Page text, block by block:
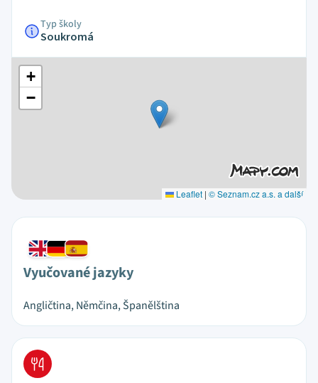
Typ školy
Soukromá
+
−
Leaflet | © Seznam.cz a.s. a další
Vyučované jazyky
Angličtina, Němčina, Španělština